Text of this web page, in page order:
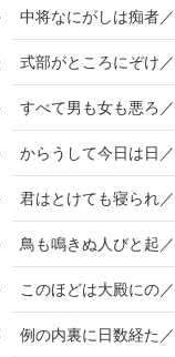
中将なにがしは痴者
式部がところにぞけ
すべて男も女も悪ろ
からうして今日は日
君はとけても寝られ
鳥も鳴きぬ人びと起
このほどは大殿にの
例の内裏に日数経た